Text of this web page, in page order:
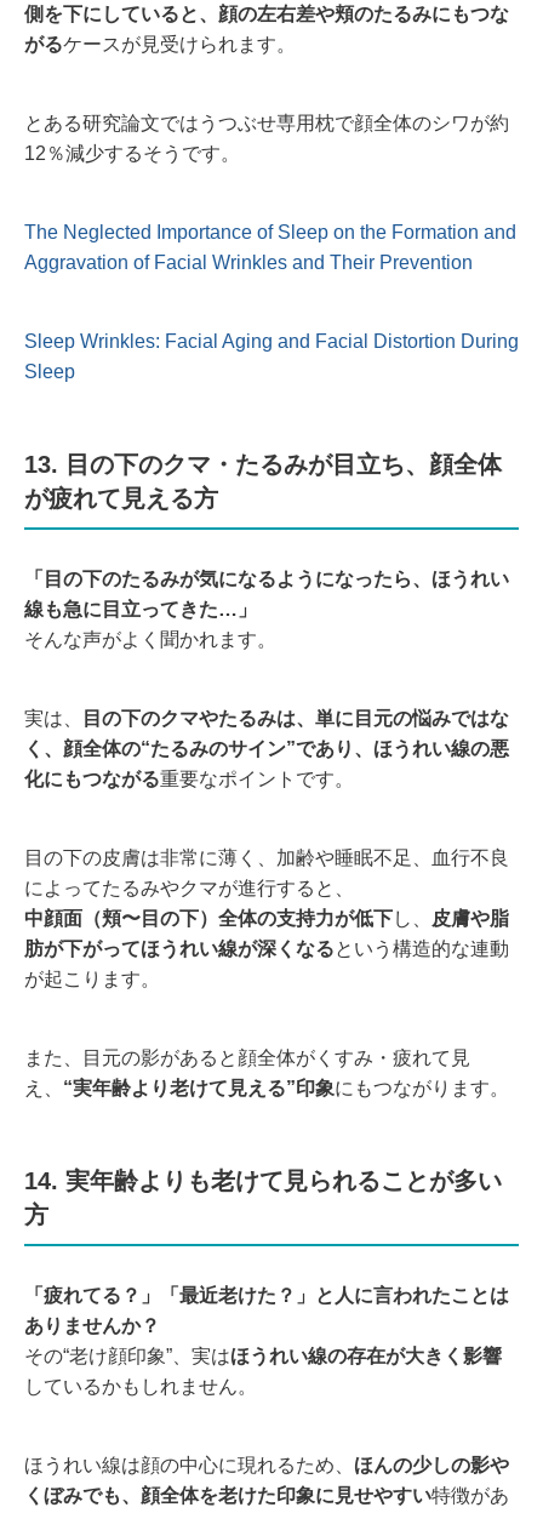
側を下にしていると、顔の左右差や頬のたるみにもつな
がるケースが見受けられます。
とある研究論文ではうつぶせ専用枕で顔全体のシワが約
12％減少するそうです。
The Neglected Importance of Sleep on the Formation and
Aggravation of Facial Wrinkles and Their Prevention
Sleep Wrinkles: Facial Aging and Facial Distortion During
Sleep
13. 目の下のクマ・たるみが目立ち、顔全体
が疲れて見える方
「目の下のたるみが気になるようになったら、ほうれい
線も急に目立ってきた…」
そんな声がよく聞かれます。
実は、
目の下のクマやたるみは、単に目元の悩みではな
く、顔全体の“たるみのサイン”であり、ほうれい線の悪
化にもつながる重要なポイントです。
目の下の皮膚は非常に薄く、加齢や睡眠不足、血行不良
によってたるみやクマが進行すると、
中顔面（頬〜目の下）全体の支持力が低下し、
皮膚や脂
肪が下がってほうれい線が深くなるという構造的な連動
が起こります。
また、目元の影があると顔全体がくすみ・疲れて見
え、 “実年齢より老けて見える”印象にもつながります。
14. 実年齢よりも老けて見られることが多い
方
「疲れてる？」「最近老けた？」と人に言われたことは
ありませんか？
その“老け顔印象”、実はほうれい線の存在が大きく影響
しているかもしれません。
ほうれい線は顔の中心に現れるため、 ほんの少しの影や
くぼみでも、顔全体を老けた印象に見せやすい特徴があ